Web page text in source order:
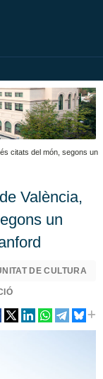
citats del món, segons un
València,
un
DE CULTURA